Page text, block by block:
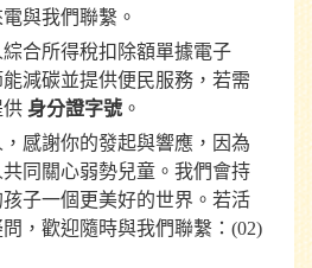
與我們聯繫。
合所得稅扣除額單據電子
減碳並提供便民服務，若需
供 身分證字號 。
感謝你的發起與響應，因為
同關心弱勢兒童。我們會持
子一個更美好的世界。若活
，歡迎隨時與我們聯繫：(02)